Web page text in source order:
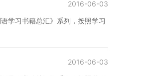
学习书籍总汇》系列，按照学习
2016-06-03
2016-06-03